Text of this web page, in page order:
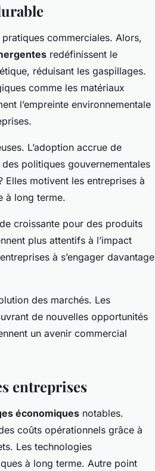
commerciales. Alors,
redéfinissent le
réduisant les gaspillages.
comme les matériaux
l’empreinte environnementale
L’adoption accrue de
politiques gouvernementales
motivent les entreprises à
à long terme.
croissante pour des produits
plus attentifs à l’impact
à s’engager davantage
des marchés. Les
de nouvelles opportunités
un avenir commercial
entreprises
économiques notables.
coûts opérationnels grâce à
Les technologies
à long terme. Autre point